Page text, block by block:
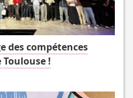
des compétences
!